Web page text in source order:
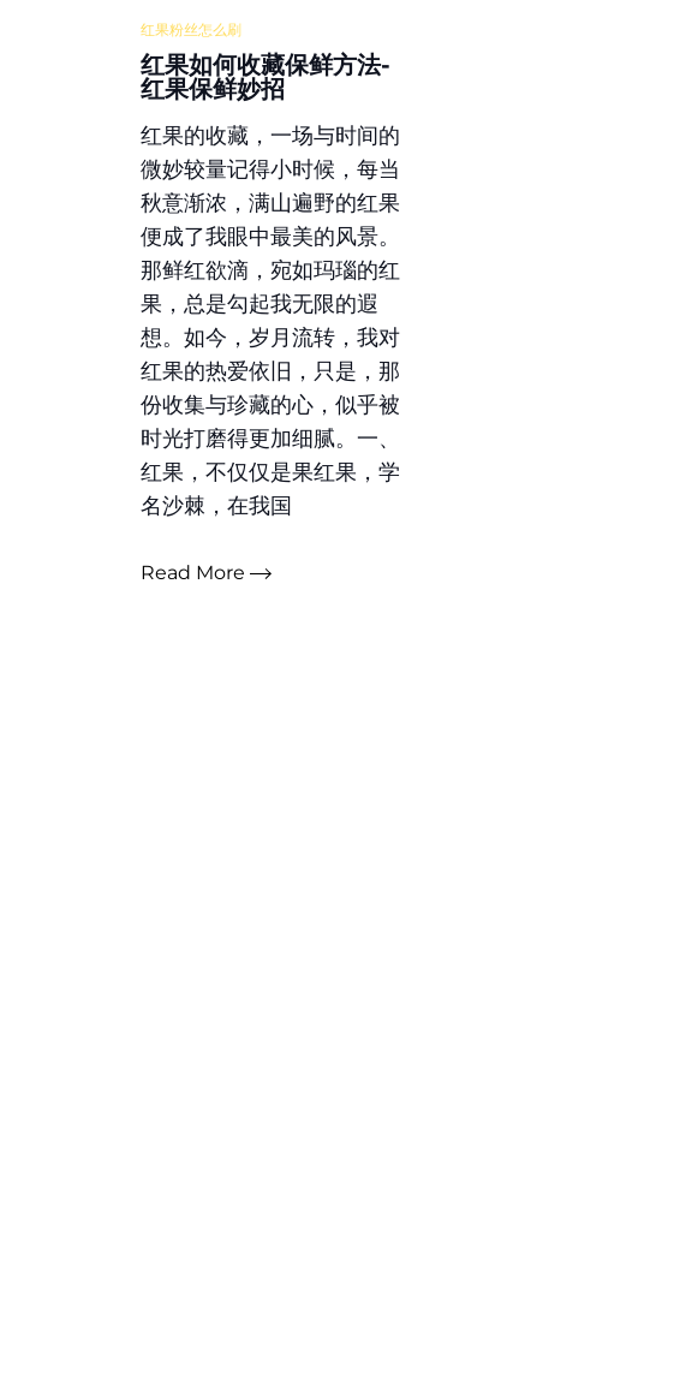
红果粉丝怎么刷
红果如何收藏保鲜方法-
红果保鲜妙招
红果的收藏，一场与时间的
微妙较量记得小时候，每当
秋意渐浓，满山遍野的红果
便成了我眼中最美的风景。
那鲜红欲滴，宛如玛瑙的红
果，总是勾起我无限的遐
想。如今，岁月流转，我对
红果的热爱依旧，只是，那
份收集与珍藏的心，似乎被
时光打磨得更加细腻。一、
红果，不仅仅是果红果，学
名沙棘，在我国
Read More